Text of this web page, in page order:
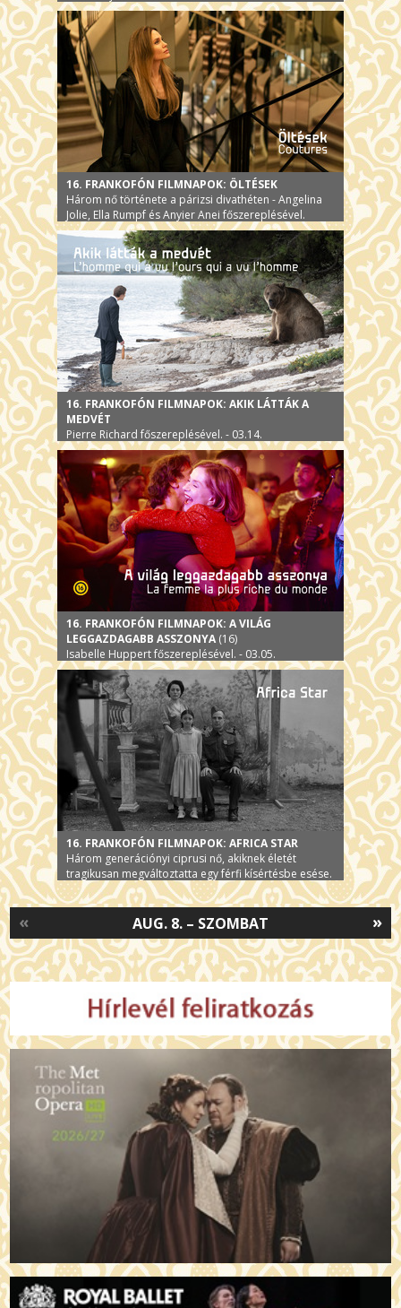
16. FRANKOFÓN FILMNAPOK: ÖLTÉSEK
Három nő története a párizsi divathéten - Angelina
Jolie, Ella Rumpf és Anyier Anei főszereplésével.
16. FRANKOFÓN FILMNAPOK: AKIK LÁTTÁK A
MEDVÉT
Pierre Richard főszereplésével. - 03.14.
16. FRANKOFÓN FILMNAPOK: A VILÁG
LEGGAZDAGABB ASSZONYA (16)
Isabelle Huppert főszereplésével. - 03.05.
16. FRANKOFÓN FILMNAPOK: AFRICA STAR
Három generációnyi ciprusi nő, akiknek életét
tragikusan megváltoztatta egy férfi kísértésbe esése.
»
AUG. 8. – SZOMBAT
«